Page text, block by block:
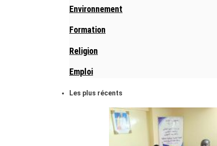
Environnement
Formation
Religion
Emploi
Les plus récents